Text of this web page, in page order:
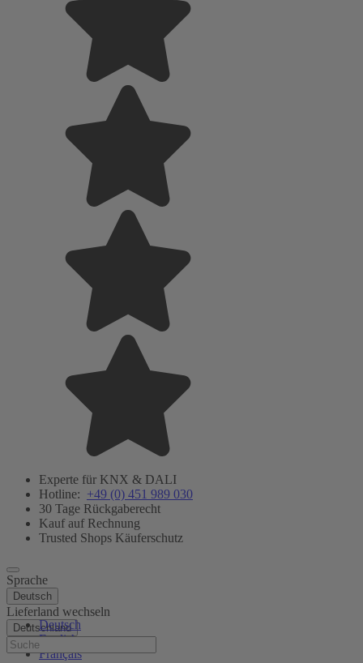
Experte für KNX & DALI
Hotline: +49 (0) 451 989 030
30 Tage Rückgaberecht
Kauf auf Rechnung
Trusted Shops Käuferschutz
Sprache
Deutsch
Deutsch
English
Français
Lieferland wechseln
Deutschland
Hilfe